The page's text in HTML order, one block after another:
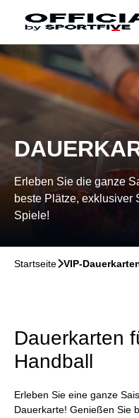
Navigation überspringen􀄫
Erleben Sie die ganze
beste Plätze, exklusiver
Spiele!
Startseite􀆊VIP-
Dauerkarten
Handball
Erleben Sie eine ganze
Dauerkarte! Genießen Sie